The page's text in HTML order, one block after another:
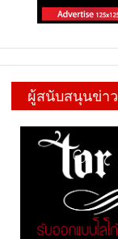
ผู้สนับสนุนข่าว